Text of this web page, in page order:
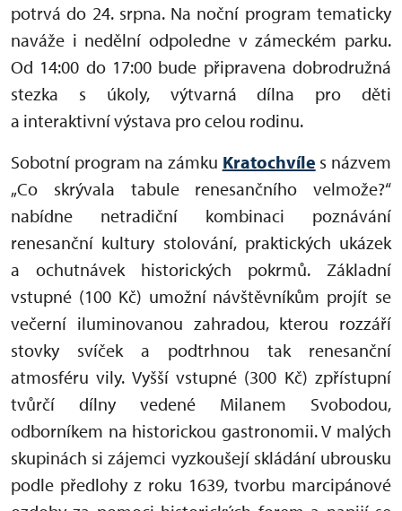
potrvá do 24. srpna. Na noční program tematicky
naváže i nedělní odpoledne v zámeckém parku.
Od 14:00 do 17:00 bude připravena dobrodružná
stezka s úkoly, výtvarná dílna pro děti
a interaktivní výstava pro celou rodinu.
Sobotní program na zámku Kratochvíle s názvem
„Co skrývala tabule renesančního velmože?“
nabídne netradiční kombinaci poznávání
renesanční kultury stolování, praktických ukázek
a ochutnávek historických pokrmů. Základní
vstupné (100 Kč) umožní návštěvníkům projít se
večerní iluminovanou zahradou, kterou rozzáří
stovky svíček a podtrhnou tak renesanční
atmosféru vily. Vyšší vstupné (300 Kč) zpřístupní
tvůrčí dílny vedené Milanem Svobodou,
odborníkem na historickou gastronomii. V malých
skupinách si zájemci vyzkoušejí skládání ubrousku
podle předlohy z roku 1639, tvorbu marcipánové